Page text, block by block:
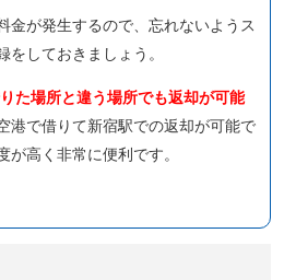
金が発生するので、忘れないようス
をしておきましょう。
た場所と違う場所でも返却が可能
港で借りて新宿駅での返却が可能で
が高く非常に便利です。